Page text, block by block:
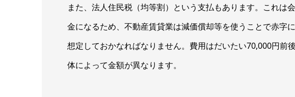
また、法人住民税（均等割）という支払もあります。これは
金になるため、不動産賃貸業は減価償却等を使うことで赤字
想定しておかなればなりません。費用はだいたい70,000円前
体によって金額が異なります。